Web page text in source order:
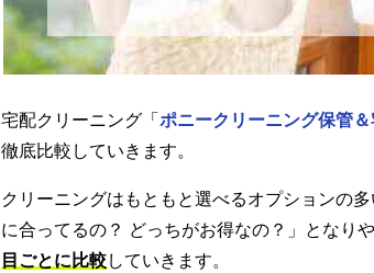
宅配クリーニング「 ポニークリーニング保管
徹底比較していきます。
クリーニングはもともと選べるオプションの
に合ってるの？ どっちがお得なの？」となり
目ごとに比較していきます。